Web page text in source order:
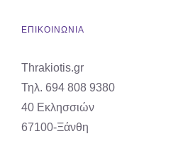
ΕΠΙΚΟΙΝΩΝΙΑ
Thrakiotis.gr
Τηλ. 694 808 9380
40 Εκλησσιών
67100-Ξάνθη